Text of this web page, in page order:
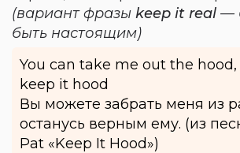
(вариант фразы keep it real —
быть настоящим)
You can take me out the hood,
keep it hood
Вы можете забрать меня из
останусь верным ему. (из
Pat «Keep It Hood»)